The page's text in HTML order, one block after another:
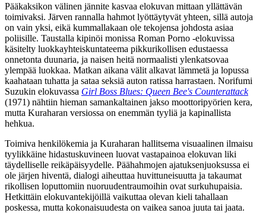
Pääkaksikon välinen jännite kasvaa elokuvan mittaan yllättävän
toimivaksi. Järven rannalla hahmot lyöttäytyvät yhteen, sillä autoja
on vain yksi, eikä kummallakaan ole tekojensa johdosta asiaa
poliisille. Taustalla kipinöi monissa Roman Porno ‑elokuvissa
käsitelty luokkayhteiskuntateema pikkurikollisen edustaessa
onnetonta duunaria, ja naisen heitä normaalisti ylenkatsovaa
ylempää luokkaa. Matkan aikana välit alkavat lämmetä ja lopussa
kaahataan tuhatta ja sataa seksiä auton ratissa harrastaen. Norifumi
Suzukin elokuvassa Girl Boss Blues: Queen Bee's Counterattack
(1971) nähtiin hieman samankaltainen jakso moottoripyörien kera,
mutta Kuraharan versiossa on enemmän tyyliä ja kapinallista
hehkua.
Toimiva henkilökemia ja Kuraharan hallitsema visuaalinen ilmaisu
tyylikkäine hidastuskuvineen luovat vastapainoa elokuvan liki
täydelliselle reikäpäisyydelle. Päähahmojen ajatuksenjuoksussa ei
ole järjen hiventä, dialogi aiheuttaa huvittuneisuutta ja takaumat
rikollisen loputtomiin nuoruudentraumoihin ovat surkuhupaisia.
Hetkittäin elokuvantekijöillä vaikuttaa olevan kieli tahallaan
poskessa, mutta kokonaisuudesta on vaikea sanoa juuta tai jaata.